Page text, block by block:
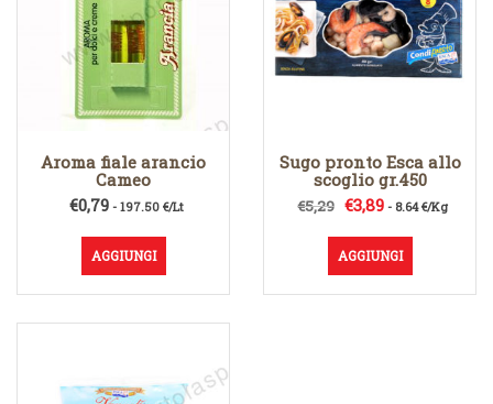
Aroma fiale arancio
Cameo
€0,79- 197.50 €/Lt
AGGIUNGI
Sugo pronto Esca allo
scoglio gr.450
€5,29 Il
originale
era:
€5,29.
€3,89Il
attuale
è:
€3,89.
- 8.64 €/Kg
AGGIUNGI